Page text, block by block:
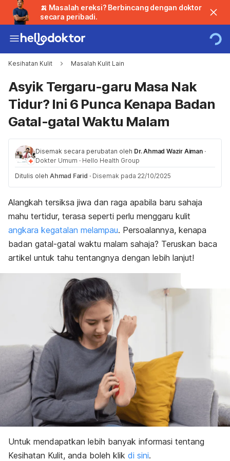
🍌 Masalah ereksi? Berbincang dengan doktor
secara peribadi.
Kesihatan Kulit Masalah Kulit Lain
Asyik Tergaru-garu Masa Nak
Tidur? Ini 6 Punca Kenapa Badan
Gatal-gatal Waktu Malam
Disemak secara perubatan oleh Dr. Ahmad Wazir Aiman ·
Dokter Umum · Hello Health Group
Ditulis oleh Ahmad Farid · Disemak pada 22/10/2025
Alangkah tersiksa jiwa dan raga apabila baru sahaja
mahu tertidur, terasa seperti perlu menggaru kulit
angkara kegatalan melampau. Persoalannya, kenapa
badan gatal-gatal waktu malam sahaja? Teruskan baca
artikel untuk tahu tentangnya dengan lebih lanjut!
Untuk mendapatkan lebih banyak informasi tentang
Kesihatan Kulit, anda boleh klik di sini.